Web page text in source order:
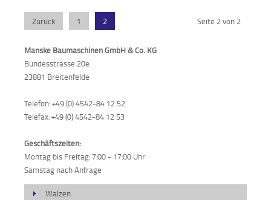
Seite 2 von 2
Zurück 1 2
Manske Baumaschinen GmbH & Co. KG
Bundesstrasse 20e
23881 Breitenfelde
Telefon: +49 (0) 4542-84 12 52
Telefax: +49 (0) 4542-84 12 53
Geschäftszeiten:
Montag bis Freitag: 7:00 - 17:00 Uhr
Samstag nach Anfrage
Walzen